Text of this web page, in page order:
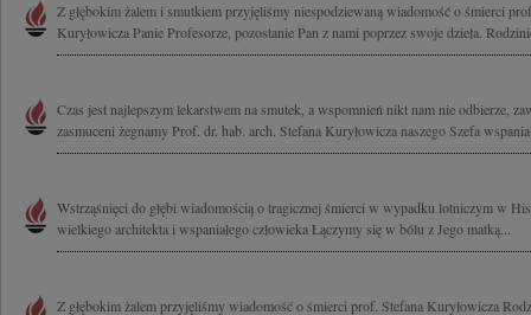
Z głębokim żalem i smutkiem przyjęliśmy niespodziewaną wiadomość o śmierci
Kuryłowicza Panie Profesorze, pozostanie Pan z nami poprzez swoje dzieła.
Czas jest najlepszym lekarstwem na smutek, a wspomnień nikt nam nie odbierze,
zasmuceni żegnamy Prof. dr. hab. arch. Stefana Kuryłowicza naszego Szefa
Wstrząśnięci do głębi wiadomością o tragicznej śmierci w wypadku lotniczym w
wielkiego architekta i wspaniałego człowieka Łączymy się w bólu z Jego matką...
Z głębokim żalem przyjęliśmy wiadomość o śmierci prof. Stefana Kuryłowicza